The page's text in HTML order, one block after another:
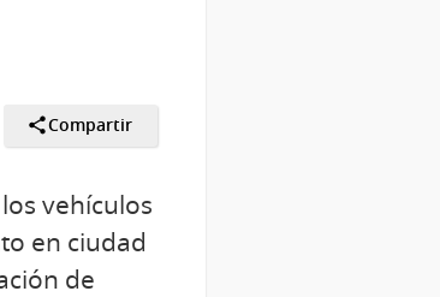
Compartir
vehículos
en ciudad
de